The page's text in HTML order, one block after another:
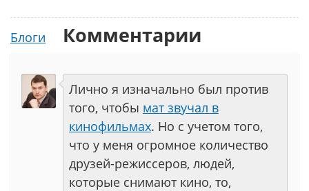
Блоги Комментарии
Лично я изначально был против
того, чтобы мат звучал в
кинофильмах. Но с учетом того,
что у меня огромное количество
друзей-режиссеров, людей,
которые снимают кино, то,